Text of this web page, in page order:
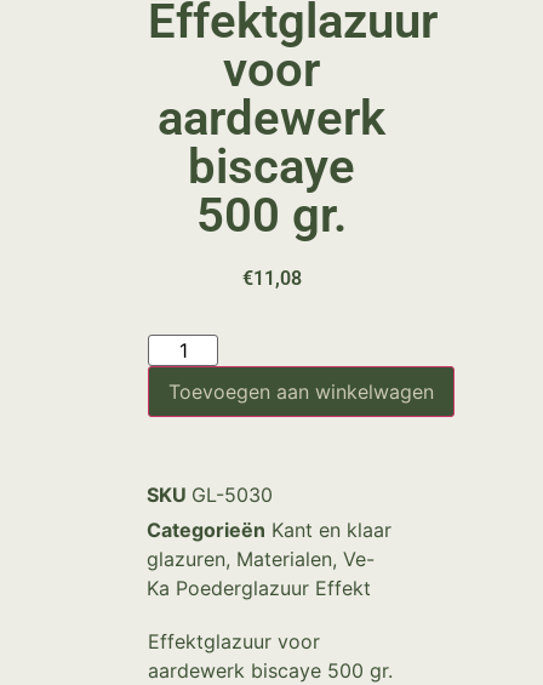
Effektglazuur
voor
aardewerk
biscaye
500 gr.
€11,08
Toevoegen aan winkelwagen
SKU GL-5030
Categorieën Kant en klaar
glazuren, Materialen, Ve-
Ka Poederglazuur Effekt
Effektglazuur voor
aardewerk biscaye 500 gr.